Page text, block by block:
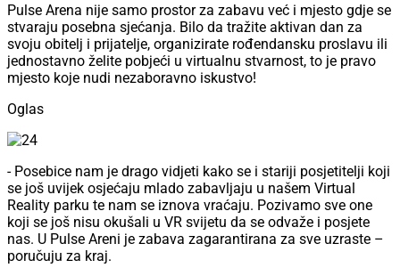
Pulse Arena nije samo prostor za zabavu već i mjesto gdje se
stvaraju posebna sjećanja. Bilo da tražite aktivan dan za
svoju obitelj i prijatelje, organizirate rođendansku proslavu ili
jednostavno želite pobjeći u virtualnu stvarnost, to je pravo
mjesto koje nudi nezaboravno iskustvo!
Oglas
- Posebice nam je drago vidjeti kako se i stariji posjetitelji koji
se još uvijek osjećaju mlado zabavljaju u našem Virtual
Reality parku te nam se iznova vraćaju. Pozivamo sve one
koji se još nisu okušali u VR svijetu da se odvaže i posjete
nas. U Pulse Areni je zabava zagarantirana za sve uzraste –
poručuju za kraj.